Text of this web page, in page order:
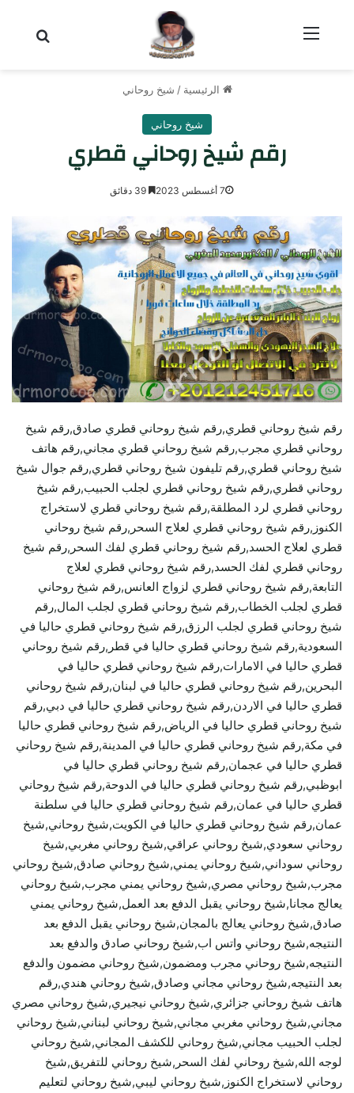
الرئيسية / شيخ روحاني
شيخ روحاني
رقم شيخ روحاني قطري
7 أغسطس 2023 39 دقائق
رقم شيخ روحاني قطري,رقم شيخ روحاني قطري صادق,رقم شيخ
روحاني قطري مجرب,رقم شيخ روحاني قطري مجاني,رقم هاتف
شيخ روحاني قطري,رقم تليفون شيخ روحاني قطري,رقم جوال شيخ
روحاني قطري,رقم شيخ روحاني قطري لجلب الحبيب,رقم شيخ
روحاني قطري لرد المطلقة,رقم شيخ روحاني قطري لاستخراج
الكنوز,رقم شيخ روحاني قطري لعلاج السحر,رقم شيخ روحاني
قطري لعلاج الحسد,رقم شيخ روحاني قطري لفك السحر,رقم شيخ
روحاني قطري لفك الحسد,رقم شيخ روحاني قطري لعلاج
التابعة,رقم شيخ روحاني قطري لزواج العانس,رقم شيخ روحاني
قطري لجلب الخطاب,رقم شيخ روحاني قطري لجلب المال,رقم
شيخ روحاني قطري لجلب الرزق,رقم شيخ روحاني قطري حاليا في
السعودية,رقم شيخ روحاني قطري حاليا في قطر,رقم شيخ روحاني
قطري حاليا في الامارات,رقم شيخ روحاني قطري حاليا في
البحرين,رقم شيخ روحاني قطري حاليا في لبنان,رقم شيخ روحاني
قطري حاليا في الاردن,رقم شيخ روحاني قطري حاليا في دبي,رقم
شيخ روحاني قطري حاليا في الرياض,رقم شيخ روحاني قطري حاليا
في مكة,رقم شيخ روحاني قطري حاليا في المدينة,رقم شيخ روحاني
قطري حاليا في عجمان,رقم شيخ روحاني قطري حاليا في
ابوظبي,رقم شيخ روحاني قطري حاليا في الدوحة,رقم شيخ روحاني
قطري حاليا في عمان,رقم شيخ روحاني قطري حاليا في سلطنة
عمان,رقم شيخ روحاني قطري حاليا في الكويت,شيخ روحاني,شيخ
روحاني سعودي,شيخ روحاني عراقي,شيخ روحاني مغربي,شيخ
روحاني سوداني,شيخ روحاني يمني,شيخ روحاني صادق,شيخ روحاني
مجرب,شيخ روحاني مصري,شيخ روحاني يمني مجرب,شيخ روحاني
يعالج مجانا,شيخ روحاني يقبل الدفع بعد العمل,شيخ روحاني يمني
صادق,شيخ روحاني يعالج بالمجان,شيخ روحاني يقبل الدفع بعد
النتيجه,شيخ روحاني واتس اب,شيخ روحاني صادق والدفع بعد
النتيجه,شيخ روحاني مجرب ومضمون,شيخ روحاني مضمون والدفع
بعد النتيجه,شيخ روحاني مجاني وصادق,شيخ روحاني هندي,رقم
هاتف شيخ روحاني جزائري,شيخ روحاني نيجيري,شيخ روحاني مصري
مجاني,شيخ روحاني مغربي مجاني,شيخ روحاني لبناني,شيخ روحاني
لجلب الحبيب مجاني,شيخ روحاني للكشف المجاني,شيخ روحاني
لوجه الله,شيخ روحاني لفك السحر,شيخ روحاني للتفريق,شيخ
روحاني لاستخراج الكنوز,شيخ روحاني ليبي,شيخ روحاني لتعليم